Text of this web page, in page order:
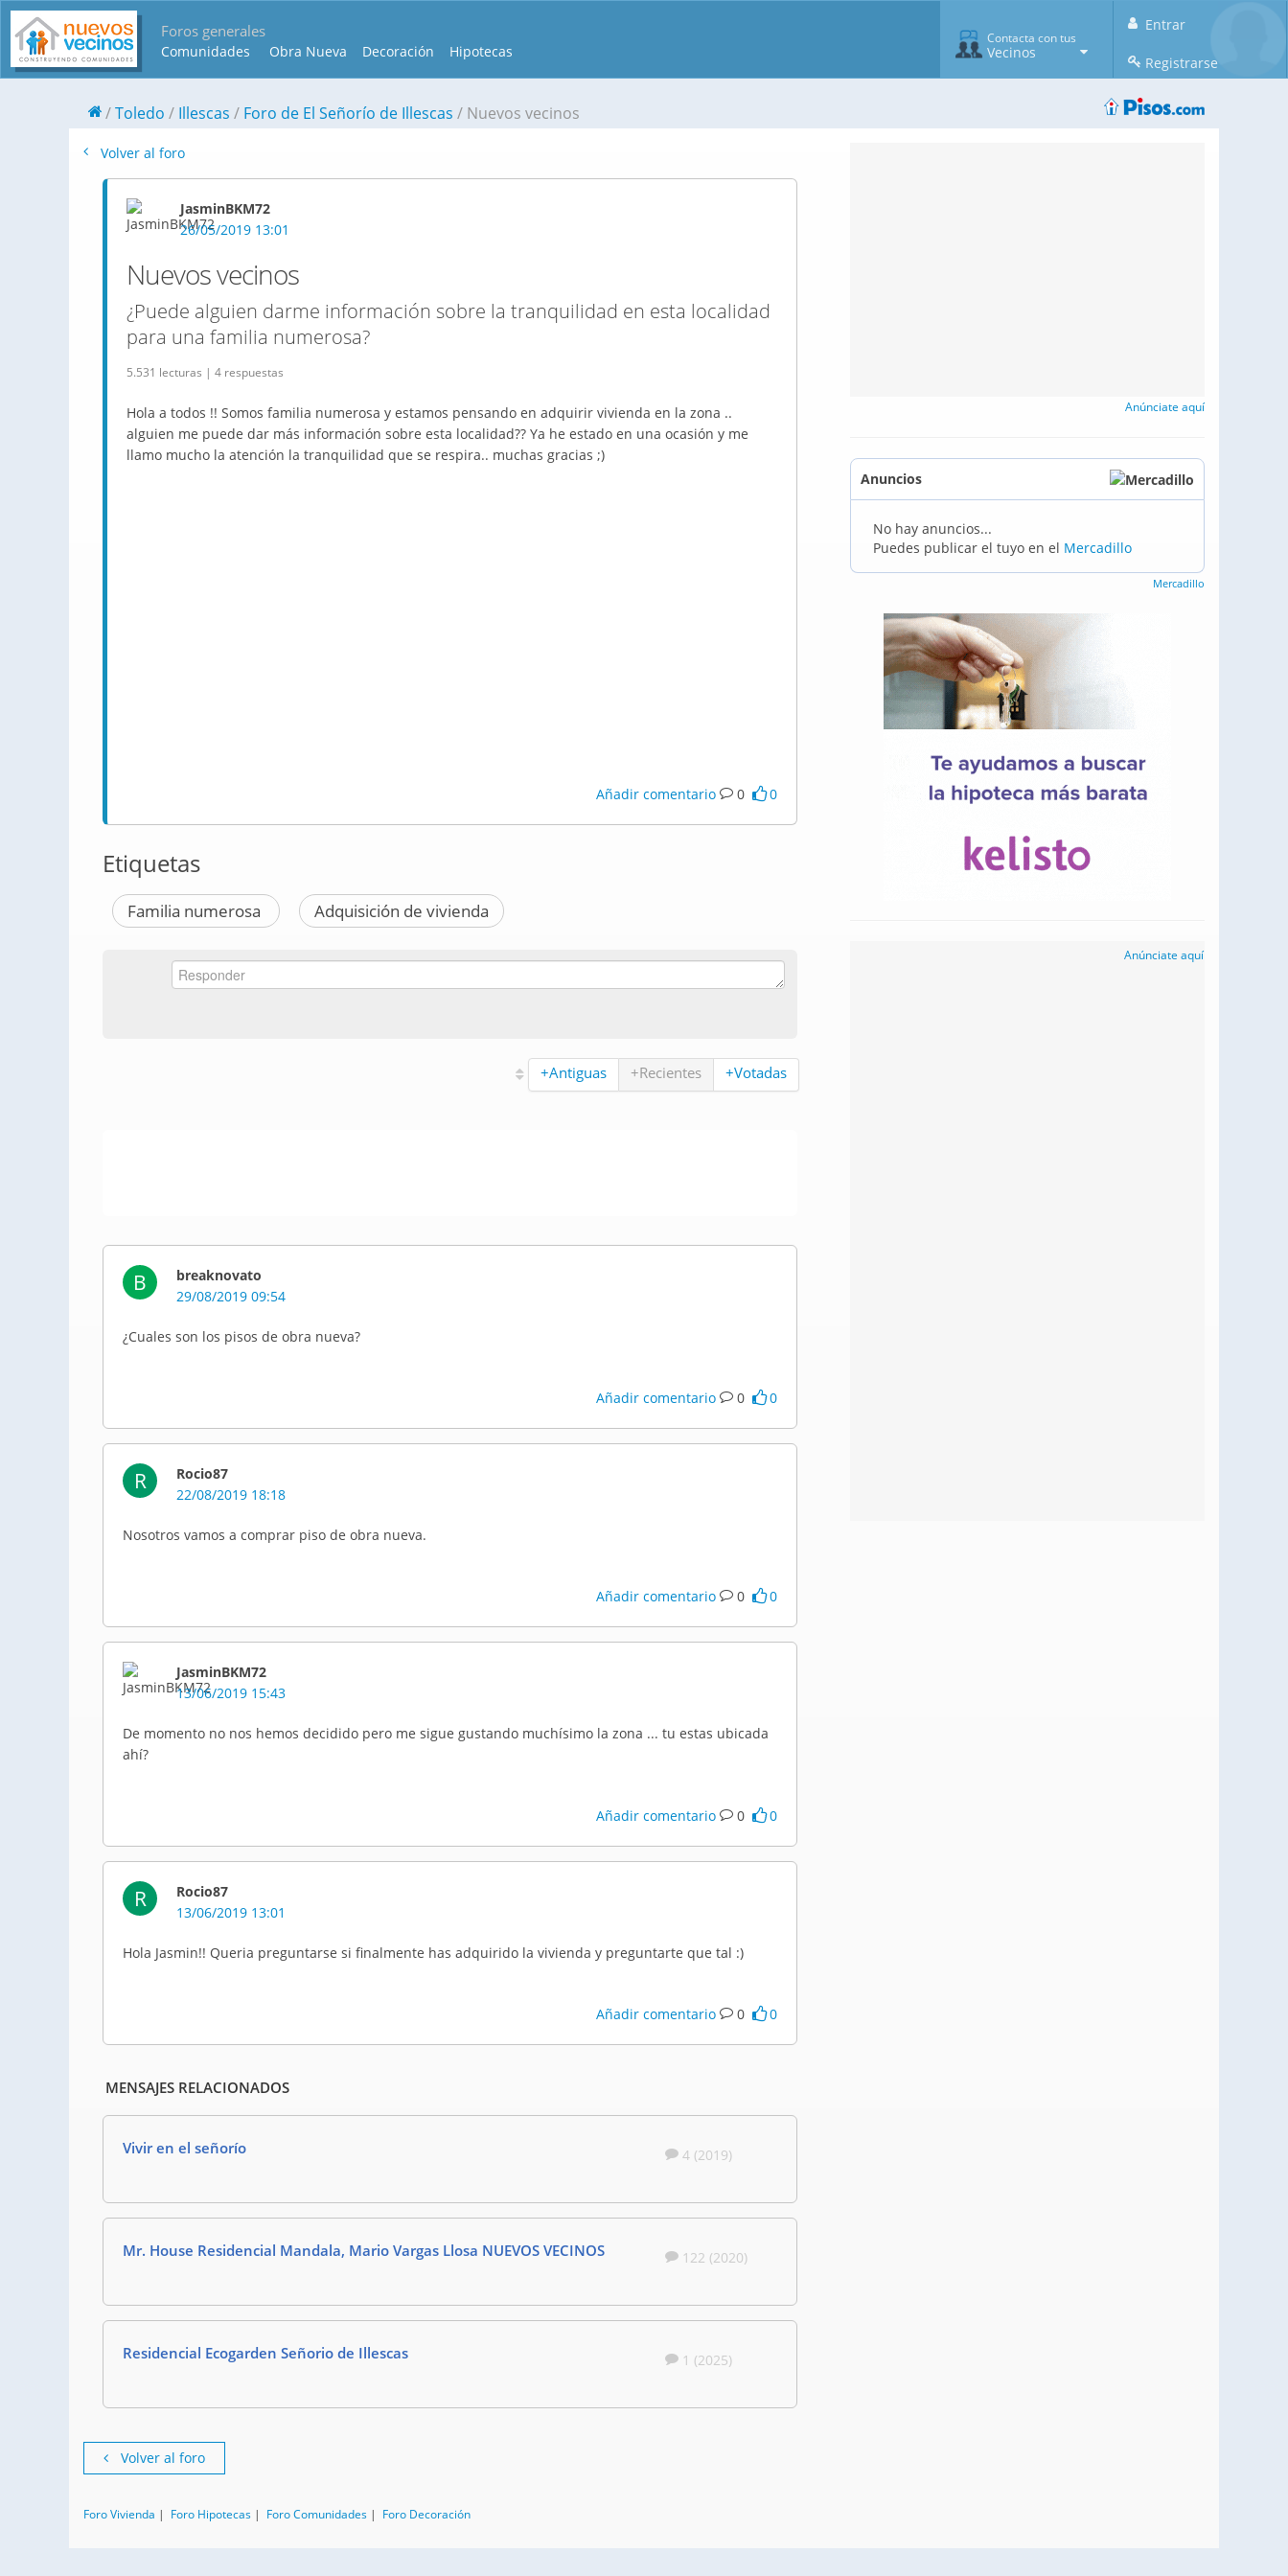
Foros generales
Comunidades Obra Nueva Decoración Hipotecas
Entrar
Registrarse
Contacta con tus
Vecinos
Toledo Illescas Foro de El Señorío de Illescas Nuevos vecinos
Volver al foro
JasminBKM72
26/05/2019 13:01
Nuevos vecinos
¿Puede alguien darme información sobre la tranquilidad en esta localidad
para una familia numerosa?
5.531 lecturas | 4 respuestas
Hola a todos !! Somos familia numerosa y estamos pensando en adquirir vivienda en la zona ..
alguien me puede dar más información sobre esta localidad?? Ya he estado en una ocasión y me
llamo mucho la atención la tranquilidad que se respira.. muchas gracias ;)
Añadir comentario 0 0
Etiquetas
Familia numerosa Adquisición de vivienda
+Antiguas +Recientes +Votadas
B
breaknovato
29/08/2019 09:54
¿Cuales son los pisos de obra nueva?
Añadir comentario 0 0
R
Rocio87
22/08/2019 18:18
Nosotros vamos a comprar piso de obra nueva.
Añadir comentario 0 0
JasminBKM72
13/06/2019 15:43
De momento no nos hemos decidido pero me sigue gustando muchísimo la zona ... tu estas ubicada
ahí?
Añadir comentario 0 0
R
Rocio87
13/06/2019 13:01
Hola Jasmin!! Queria preguntarse si finalmente has adquirido la vivienda y preguntarte que tal :)
Añadir comentario 0 0
MENSAJES RELACIONADOS
Vivir en el señorío 4 (2019)
Mr. House Residencial Mandala, Mario Vargas Llosa NUEVOS VECINOS 122 (2020)
Residencial Ecogarden Señorio de Illescas 1 (2025)
Volver al foro
Foro Vivienda | Foro Hipotecas | Foro Comunidades | Foro Decoración
Anúnciate aquí
Anuncios
No hay anuncios...
Puedes publicar el tuyo en el Mercadillo
Mercadillo
Anúnciate aquí